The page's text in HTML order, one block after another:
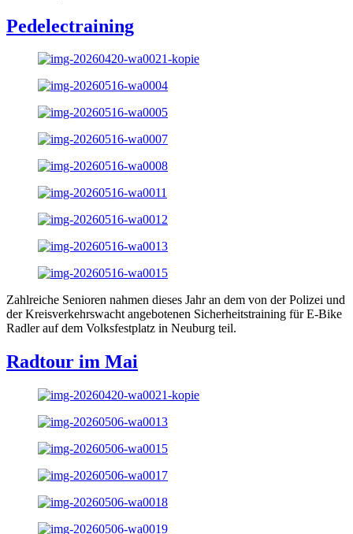
Pedelectraining
Zahlreiche Senioren nahmen dieses Jahr an dem von der Polizei und
der Kreisverkehrswacht angebotenen Sicherheitstraining für E-Bike
Radler auf dem Volksfestplatz in Neuburg teil.
Radtour im Mai